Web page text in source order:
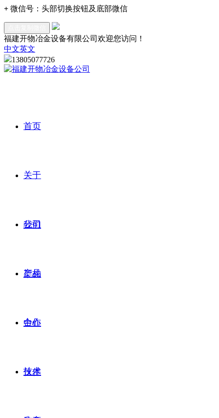
+ 微信号： 头部切换按钮及底部微信
福建开物冶金设备有限公司欢迎您访问！
中文英文
13805077726
首页
关于
我们
公司
架构
产品
中心
合作
伙伴
技术